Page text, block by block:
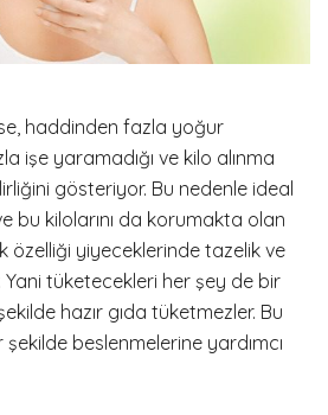
haddinden fazla yoğur
işe yaramadığı ve kilo alınma
gösteriyor. Bu nedenle ideal
bu kilolarını da korumakta olan
özelliği yiyeceklerinde tazelik ve
Yani tüketecekleri her şey de bir
hazır gıda tüketmezler. Bu
beslenmelerine yardımcı